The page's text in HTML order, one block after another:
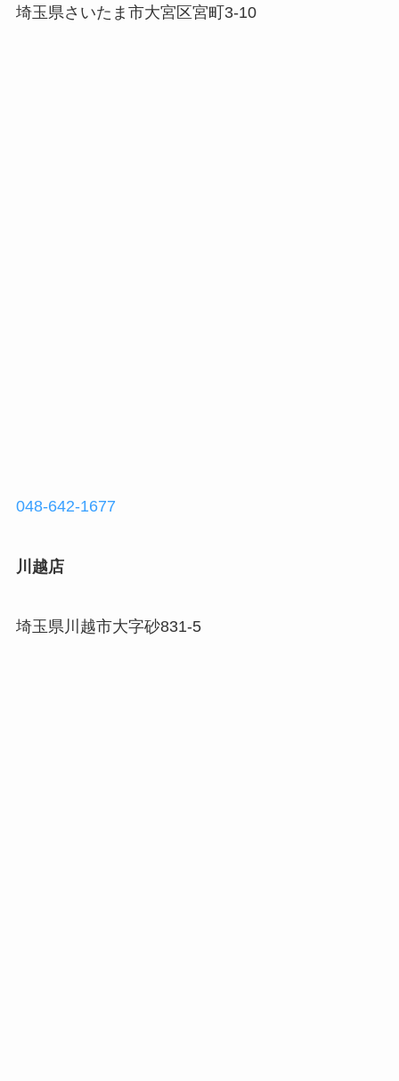
埼玉県さいたま市大宮区宮町3-10
048-642-1677
川越店
埼玉県川越市大字砂831-5